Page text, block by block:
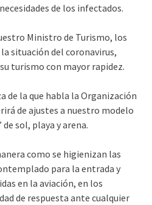
de los infectados.
Ministro de Tu­rismo, los
situación del co­ronavirus,
turismo con mayor rapidez.
de la que habla la Or­ganización
de ajustes a nuestro modelo
sol, playa y arena.
como se higienizan las
para la entra­da y
en la aviación, en los
de respuesta ante cualquier